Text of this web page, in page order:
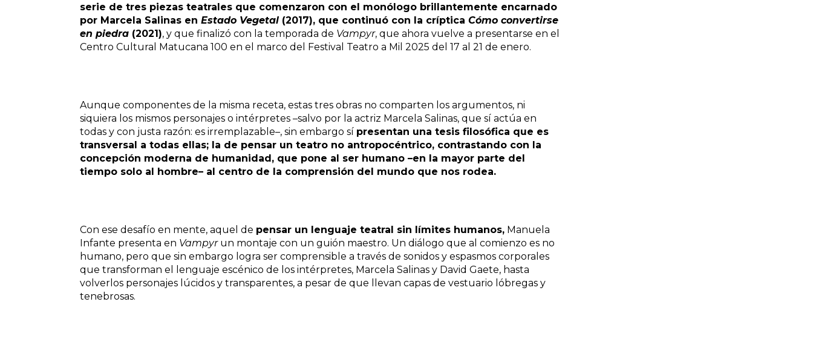
serie de tres piezas teatrales que comenzaron con el monólogo brillantemente encarnado
por Marcela Salinas en Estado Vegetal (2017), que continuó con la críptica Cómo convertirse
en piedra (2021), y que finalizó con la temporada de Vampyr, que ahora vuelve a presentarse en el
Centro Cultural Matucana 100 en el marco del Festival Teatro a Mil 2025 del 17 al 21 de enero.
Aunque componentes de la misma receta, estas tres obras no comparten los argumentos, ni
siquiera los mismos personajes o intérpretes –salvo por la actriz Marcela Salinas, que sí actúa en
todas y con justa razón: es irremplazable–, sin embargo sí presentan una tesis filosófica que es
transversal a todas ellas; la de pensar un teatro no antropocéntrico, contrastando con la
concepción moderna de humanidad, que pone al ser humano –en la mayor parte del
tiempo solo al hombre– al centro de la comprensión del mundo que nos rodea.
Con ese desafío en mente, aquel de pensar un lenguaje teatral sin límites humanos, Manuela
Infante presenta en Vampyr un montaje con un guión maestro. Un diálogo que al comienzo es no
humano, pero que sin embargo logra ser comprensible a través de sonidos y espasmos corporales
que transforman el lenguaje escénico de los intérpretes, Marcela Salinas y David Gaete, hasta
volverlos personajes lúcidos y transparentes, a pesar de que llevan capas de vestuario lóbregas y
tenebrosas.